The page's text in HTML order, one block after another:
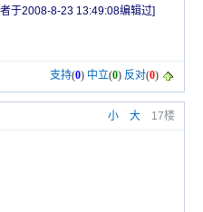
于2008-8-23 13:49:08编辑过]
支持(0) 中立(0) 反对(0)
小 大 17楼